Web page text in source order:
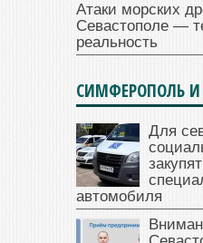
Атаки морских
Севастополе —
реальность
СИМФЕРОПОЛЬ И
Для
автомобиля